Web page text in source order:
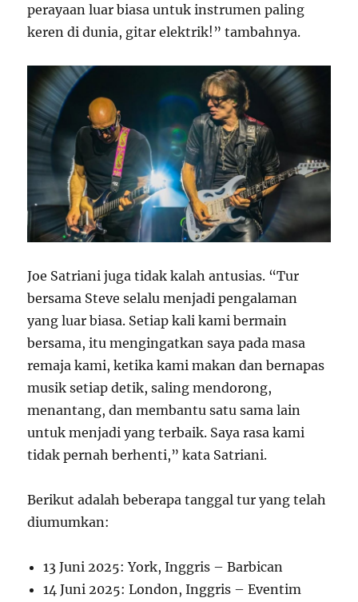
perayaan luar biasa untuk instrumen paling
keren di dunia, gitar elektrik!” tambahnya.
Joe Satriani juga tidak kalah antusias. “Tur
bersama Steve selalu menjadi pengalaman
yang luar biasa. Setiap kali kami bermain
bersama, itu mengingatkan saya pada masa
remaja kami, ketika kami makan dan bernapas
musik setiap detik, saling mendorong,
menantang, dan membantu satu sama lain
untuk menjadi yang terbaik. Saya rasa kami
tidak pernah berhenti,” kata Satriani.
Berikut adalah beberapa tanggal tur yang telah
diumumkan:
13 Juni 2025: York, Inggris – Barbican
14 Juni 2025: London, Inggris – Eventim